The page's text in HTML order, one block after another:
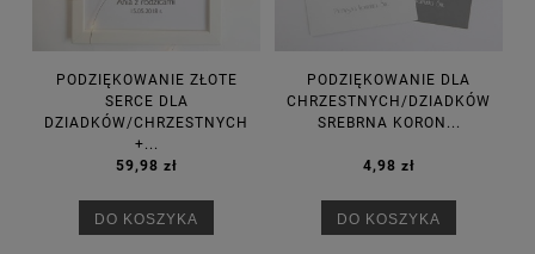
PODZIĘKOWANIE ZŁOTE
SERCE DLA
DZIADKÓW/CHRZESTNYCH
+...
59,98 zł
DO KOSZYKA
PODZIĘKOWANIE DLA
CHRZESTNYCH/DZIADKÓW
SREBRNA KORON...
4,98 zł
DO KOSZYKA